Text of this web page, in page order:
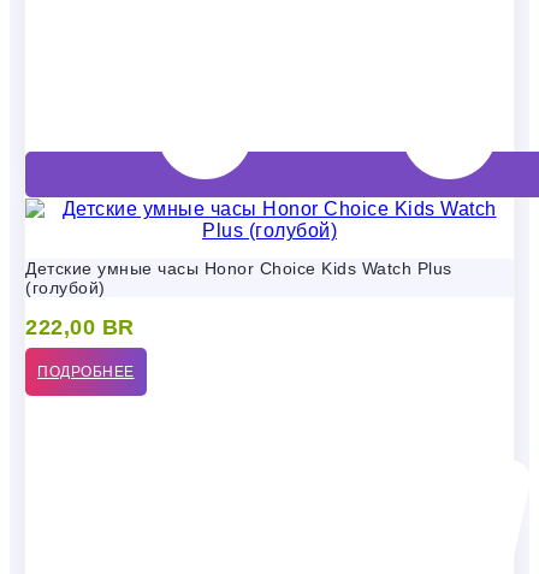
Детские умные часы Honor Choice Kids Watch Plus
(голубой)
222,00 BR
ПОДРОБНЕЕ